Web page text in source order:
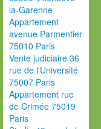
la-Garenne
Appartement
avenue Parmentier
75010 Paris
Vente judiciaire 36
rue de l'Université
75007 Paris
Appartement rue
de Crimée 75019
Paris